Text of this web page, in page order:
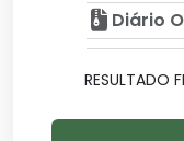
Diário
RESULTADO